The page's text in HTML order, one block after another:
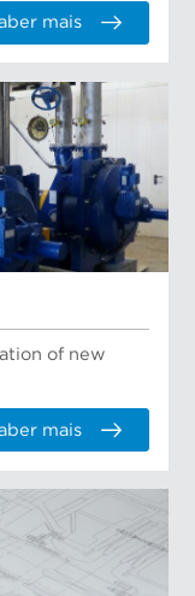
mais
of new
mais